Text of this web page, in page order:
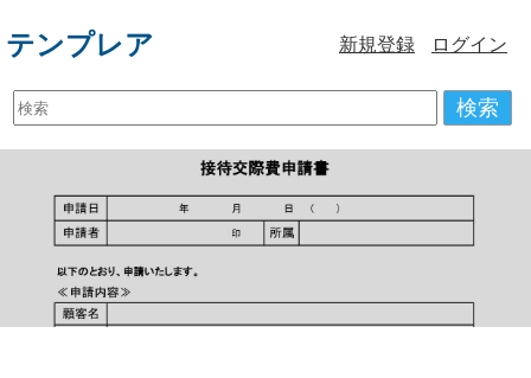
テンプレア 新規登録 ログイン
検索